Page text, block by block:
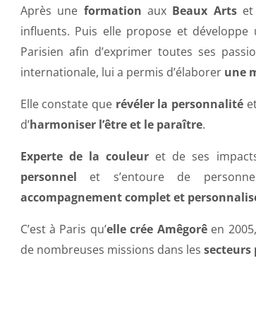
Après une formation aux Beaux Artset
influents. Puis elle propose et
Parisien afin d’exprimer toutes ses
internationale, lui a permis d’élaborer une
Elle constate que révéler la personnalité
d’harmoniser l’être et le paraître.
Experte de la couleur et de ses
personnel et s’entoure de
accompagnement complet et
C’est à Paris qu’elle crée Amêgorê en
de nombreuses missions dans les secteurs